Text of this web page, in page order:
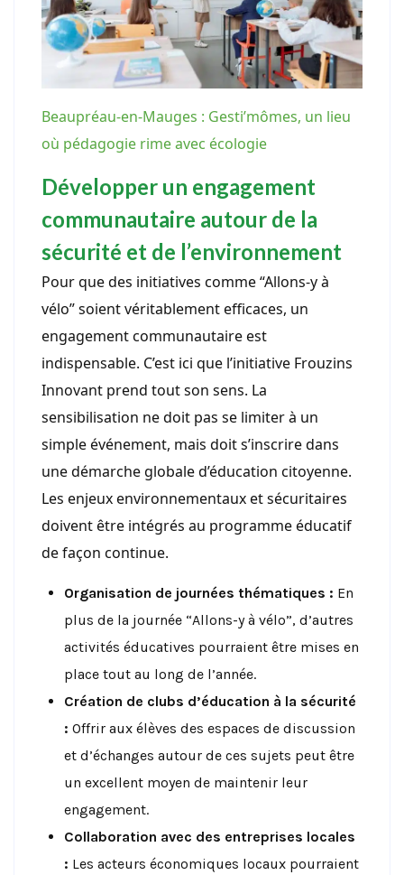
Beaupréau-en-Mauges : Gesti’mômes, un lieu
où pédagogie rime avec écologie
Développer un engagement
communautaire autour de la
sécurité et de l’environnement
Pour que des initiatives comme “Allons-y à
vélo” soient véritablement efficaces, un
engagement communautaire est
indispensable. C’est ici que l’initiative Frouzins
Innovant prend tout son sens. La
sensibilisation ne doit pas se limiter à un
simple événement, mais doit s’inscrire dans
une démarche globale d’éducation citoyenne.
Les enjeux environnementaux et sécuritaires
doivent être intégrés au programme éducatif
de façon continue.
Organisation de journées thématiques : En
plus de la journée “Allons-y à vélo”, d’autres
activités éducatives pourraient être mises en
place tout au long de l’année.
Création de clubs d’éducation à la sécurité
: Offrir aux élèves des espaces de discussion
et d’échanges autour de ces sujets peut être
un excellent moyen de maintenir leur
engagement.
Collaboration avec des entreprises locales
: Les acteurs économiques locaux pourraient